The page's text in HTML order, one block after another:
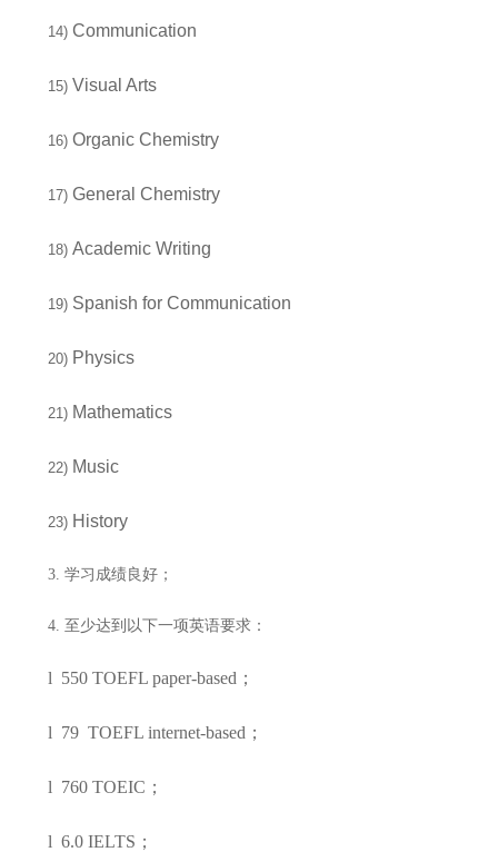
14) Communication
15) Visual Arts
16) Organic Chemistry
17) General Chemistry
18) Academic Writing
19) Spanish for Communication
20) Physics
21) Mathematics
22) Music
23) History
3. 学习成绩良好；
4. 至少达到以下一项英语要求：
l 550 TOEFL paper-based；
l 79 TOEFL internet-based；
l 760 TOEIC；
l 6.0 IELTS；